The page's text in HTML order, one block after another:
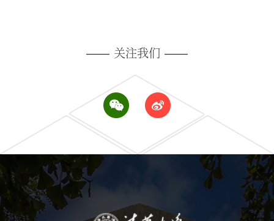
—— 关注我们 ——